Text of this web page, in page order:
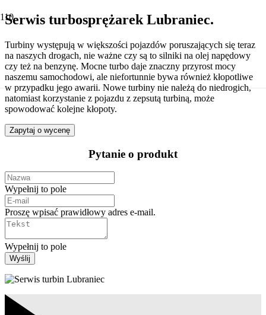
Serwis turbosprężarek Lubraniec.
Turbiny występują w większości pojazdów poruszających się teraz
na naszych drogach, nie ważne czy są to silniki na olej napędowy
czy też na benzynę. Mocne turbo daje znaczny przyrost mocy
naszemu samochodowi, ale niefortunnie bywa również kłopotliwe
w przypadku jego awarii. Nowe turbiny nie należą do niedrogich,
natomiast korzystanie z pojazdu z zepsutą turbiną, może
spowodować kolejne kłopoty.
Zapytaj o wycenę
Pytanie o produkt
Wypełnij to pole
Proszę wpisać prawidłowy adres e-mail.
Wypełnij to pole
Wyślij